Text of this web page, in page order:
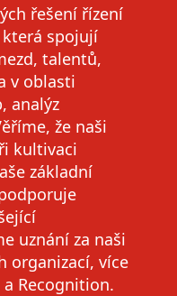
řešení řízení
která spojují
talentů,
v oblasti
analýz
že naši
kultivaci
základní
uznání za naši
organizací, více
a Recognition.